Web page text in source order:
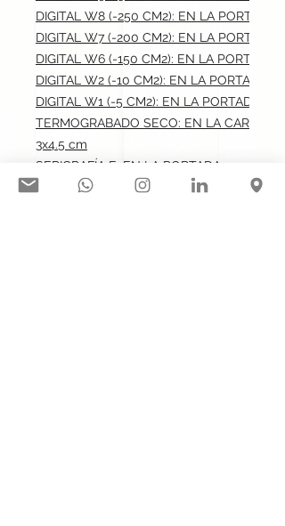
DIGITAL W8 (-250 CM2): EN LA
DIGITAL W7 (-200 CM2): EN LA
DIGITAL W6 (-150 CM2): EN LA
DIGITAL W2 (-10 CM2): EN LA
DIGITAL W1 (-5 CM2): EN LA
TERMOGRABADO SECO: EN LA CARA
3x4.5 cm
SERIGRAFÍA E: EN LA PORTADA.max: 8x16
SERIGRAFÍA E: SOBRE TODA LA